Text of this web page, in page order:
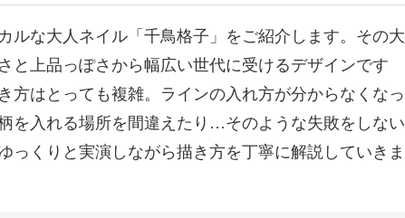
方がわからなくなってきたり、柄を入れる場所を間違
壁にぶつからないように天白先生がゆっくりと実演し
解説していきます。
ルな大人ネイル「千鳥格子」をご紹介します。その大
と上品っぽさから幅広い世代に受けるデザインです
方はとっても複雑。ラインの入れ方が分からなくなっ
を入れる場所を間違えたり…そのような失敗をしない
っくりと実演しながら描き方を丁寧に解説していきま